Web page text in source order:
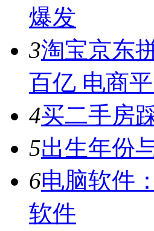
爆发
3淘宝京东
百亿 电商
4买二手房
5出生年份
6电脑软件
软件